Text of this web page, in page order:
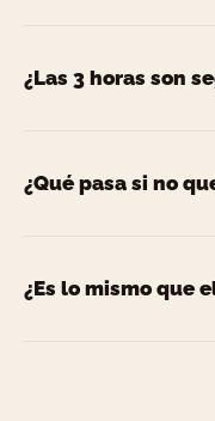
¿Las 3 horas son
¿Qué pasa si no
¿Es lo mismo que